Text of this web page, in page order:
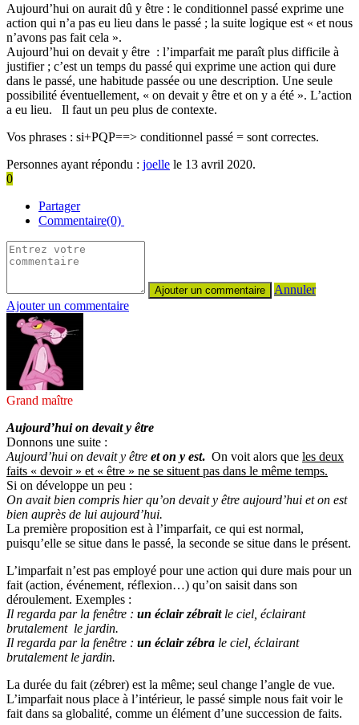
Aujourd’hui on aurait dû y être : le conditionnel passé exprime une
action qui n’a pas eu lieu dans le passé ; la suite logique est « et nous
n’avons pas fait cela ».
Aujourd’hui on devait y être : l’imparfait me paraît plus difficile à
justifier ; c’est un temps du passé qui exprime une action qui dure
dans le passé, une habitude passée ou une description. Une seule
possibilité éventuellement, « on devait y être et on y a été ». L’action
a eu lieu. Il faut un peu plus de contexte.
Vos phrases : si+PQP==> conditionnel passé = sont correctes.
Personnes ayant répondu : joelle le 13 avril 2020.
0
Partager
Commentaire(0)
Annuler
Ajouter un commentaire
Grand maître
Aujourd’hui on devait y être
Donnons une suite :
Aujourd’hui on devait y être et on y est. On voit alors que les deux
faits « devoir » et « être » ne se situent pas dans le même temps.
Si on développe un peu :
On avait bien compris hier qu’on devait y être aujourd’hui et on est
bien auprès de lui aujourd’hui.
La première proposition est à l’imparfait, ce qui est normal,
puisqu’elle se situe dans le passé, la seconde se situe dans le présent.
L’imparfait n’est pas employé pour une action qui dure mais pour un
fait (action, événement, réflexion…) qu’on saisit dans son
déroulement. Exemples :
Il regarda par la fenêtre : un éclair zébraitle ciel, éclairant
brutalement le jardin.
Il regarda par la fenêtre : un éclair zébra le ciel, éclairant
brutalement le jardin.
La durée du fait (zébrer) est la même; seul change l’angle de vue.
L’imparfait nous place à l’intérieur, le passé simple nous fait voir le
fait dans sa globalité, comme un élément d’une succession de faits.